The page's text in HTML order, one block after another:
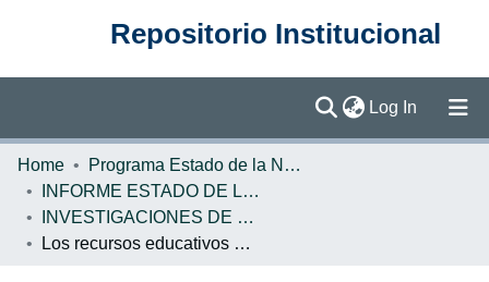
Repositorio Institucional
Log In (current)
Communities & Collections
Statistics
Home
Programa Estado de la Nación (PEN)
INFORME ESTADO DE LA EDUCACION
INVESTIGACIONES DE BASE EE
Los recursos educativos de apoyo a docentes y estudiantes para la aplicación de los programas de estudio en Costa Rica, antes y durante de la pandemia : énfasis en preescolar y español de primaria